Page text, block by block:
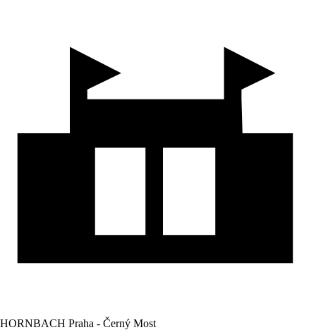
HORNBACH Praha - Černý Most